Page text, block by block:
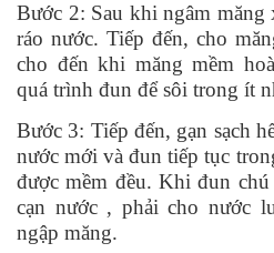
Bước 2: Sau khi ngâm
ráo nước. Tiếp đến, cho
cho đến khi măng mềm
quá trình đun để sôi trong ít
Bước 3: Tiếp đến, gạn sạch
nước mới và đun tiếp tục
được mềm đều. Khi đun
cạn nước , phải cho nước
ngập măng.